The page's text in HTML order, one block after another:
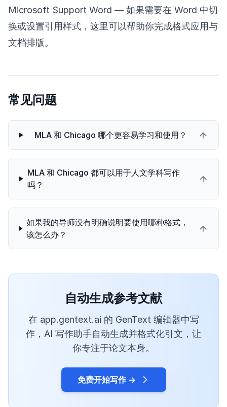
Microsoft Support Word — 如果需要在 Word 中切
换或设置引用样式，这里可以帮助你完成格式应用与
文档排版。
常见问题
MLA 和 Chicago 哪个更容易学习和使用？
MLA 和 Chicago 都可以用于人文学科写作
吗？
如果我的导师没有明确说明要使用哪种格式，
该怎么办？
自动生成参考文献
在 app.gentext.ai 的 GenText 编辑器中写
作，AI 写作助手自动生成并格式化引文，让
你专注于论文本身。
免费开始写作 →